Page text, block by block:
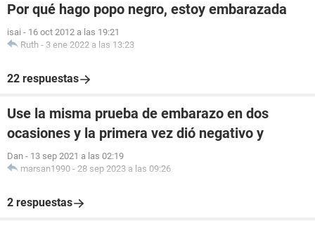
Por qué hago popo negro, estoy embarazada
isai - 16 oct 2012 a las 19:21
Ruth - 3 ene 2022 a las 13:23
22 respuestas
Use la misma prueba de embarazo en dos
ocasiones y la primera vez dió negativo y
Dan - 13 sep 2021 a las 02:19
marsan1990 - 28 sep 2023 a las 09:26
2 respuestas